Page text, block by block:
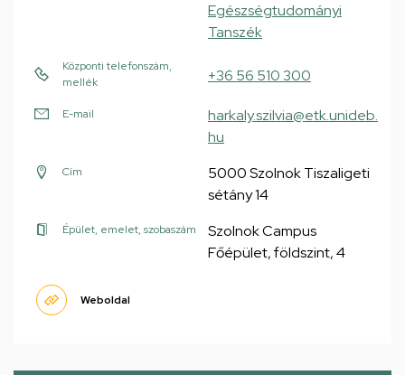
Egészségtudományi
Tanszék
Központi telefonszám,
mellék
+36 56 510 300
E-mail
harkaly.szilvia@etk.unideb.
hu
Cím
5000 Szolnok Tiszaligeti
sétány 14
Épület, emelet, szobaszám
Szolnok Campus
Főépület, földszint, 4
Weboldal